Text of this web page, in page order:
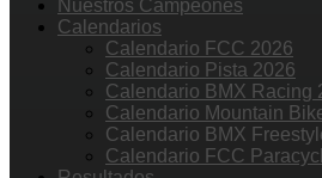
Nuestros Campeones
Calendarios
Calendario FCC 2026
Calendario Pista 2026
Calendario BMX Racing
Calendario Mountain
Calendario BMX
Calendario FCC